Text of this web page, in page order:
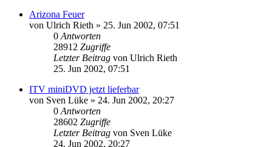
Arizona Feuer
von Ulrich Rieth » 25. Jun 2002, 07:51
0 Antworten
28912 Zugriffe
Letzter Beitrag von Ulrich Rieth
25. Jun 2002, 07:51
ITV miniDVD jetzt lieferbar
von Sven Lüke » 24. Jun 2002, 20:27
0 Antworten
28602 Zugriffe
Letzter Beitrag von Sven Lüke
24. Jun 2002, 20:27